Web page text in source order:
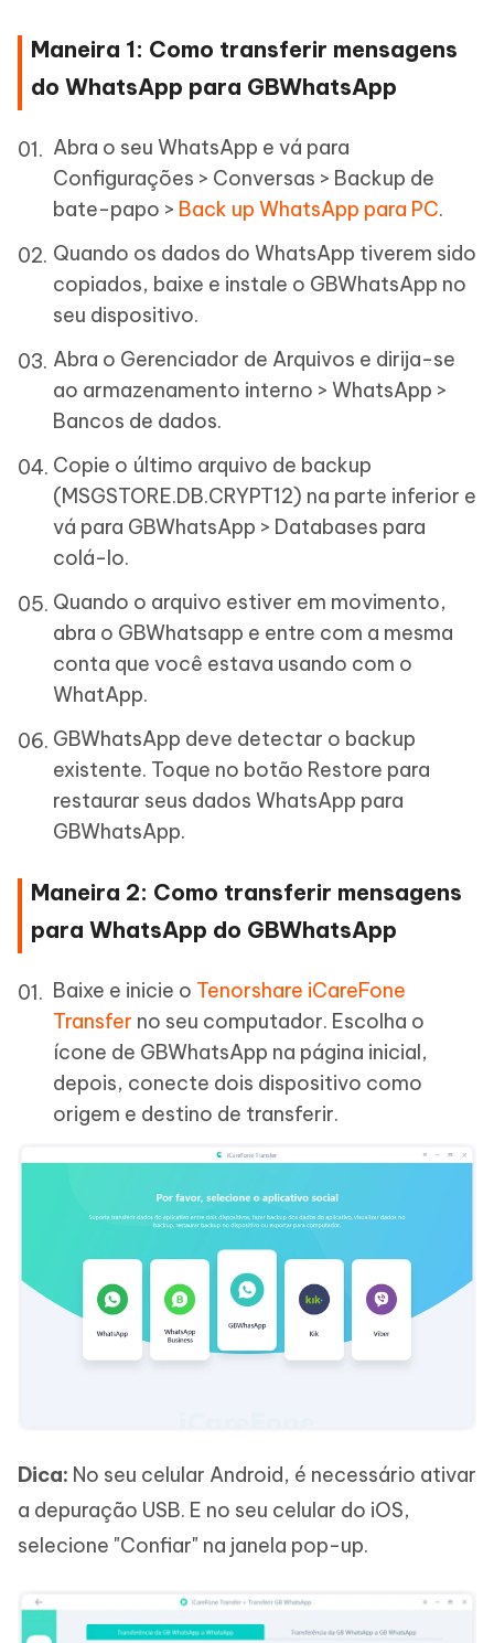
Maneira 1: Como transferir mensagens
do WhatsApp para GBWhatsApp
Abra o seu WhatsApp e vá para
Configurações > Conversas > Backup de
bate-papo > Back up WhatsApp para PC.
Quando os dados do WhatsApp tiverem sido
copiados, baixe e instale o GBWhatsApp no
seu dispositivo.
Abra o Gerenciador de Arquivos e dirija-se
ao armazenamento interno > WhatsApp >
Bancos de dados.
Copie o último arquivo de backup
(MSGSTORE.DB.CRYPT12) na parte inferior e
vá para GBWhatsApp > Databases para
colá-lo.
Quando o arquivo estiver em movimento,
abra o GBWhatsapp e entre com a mesma
conta que você estava usando com o
WhatApp.
GBWhatsApp deve detectar o backup
existente. Toque no botão Restore para
restaurar seus dados WhatsApp para
GBWhatsApp.
Maneira 2: Como transferir mensagens
para WhatsApp do GBWhatsApp
Baixe e inicie o Tenorshare iCareFone
Transfer no seu computador. Escolha o
ícone de GBWhatsApp na página inicial,
depois, conecte dois dispositivo como
origem e destino de transferir.
Dica: No seu celular Android, é necessário ativar
a depuração USB. E no seu celular do iOS,
selecione "Confiar" na janela pop-up.